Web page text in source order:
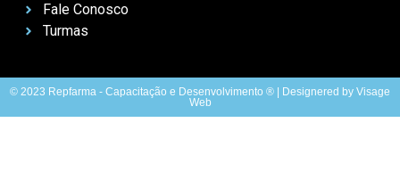
Fale Conosco
Turmas
© 2023 Repfarma - Capacitação e Desenvolvimento ® | Designered by Visage
Web